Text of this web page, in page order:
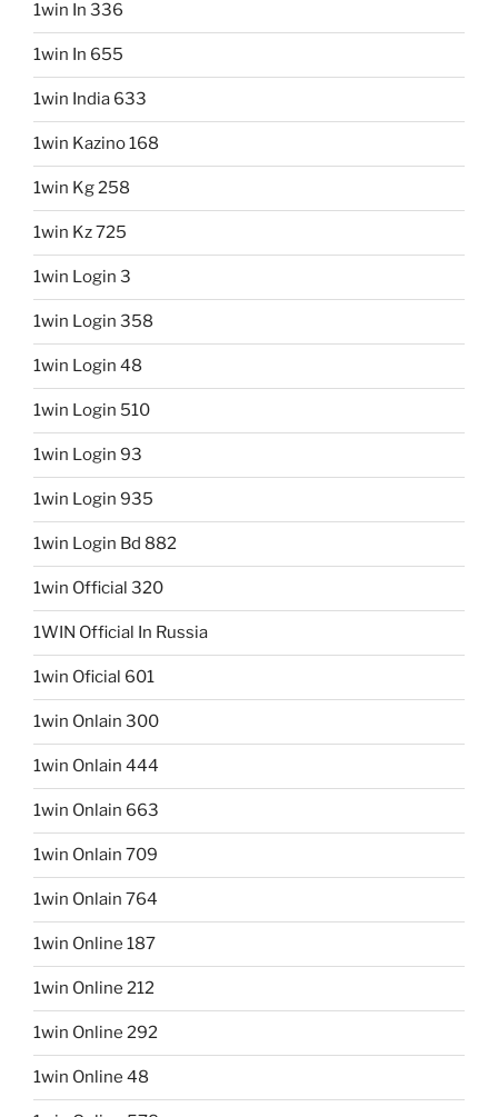
1win In 336
1win In 655
1win India 633
1win Kazino 168
1win Kg 258
1win Kz 725
1win Login 3
1win Login 358
1win Login 48
1win Login 510
1win Login 93
1win Login 935
1win Login Bd 882
1win Official 320
1WIN Official In Russia
1win Oficial 601
1win Onlain 300
1win Onlain 444
1win Onlain 663
1win Onlain 709
1win Onlain 764
1win Online 187
1win Online 212
1win Online 292
1win Online 48